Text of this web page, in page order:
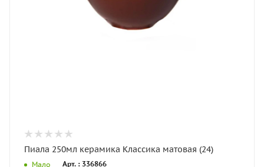
Пиала 250мл керамика Классика матовая (24)
Мало Арт. : 336866